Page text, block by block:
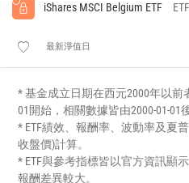
iShares MSCI Belgium ETF ETF
最新淨值日
* 基金成立日期在西元2000年以前
01開始，相關數據皆由2000-01-01
* ETF績效、報酬率、波動率及夏
收盤價)計算。
* ETF與參考指標皆以官方資訊顯
報酬差異較大。